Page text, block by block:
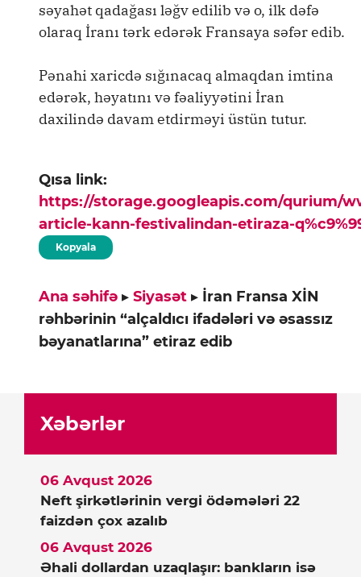
səyahət qadağası ləğv edilib və o, ilk dəfə
olaraq İranı tərk edərək Fransaya səfər edib.
Pənahi xaricdə sığınacaq almaqdan imtina
edərək, həyatını və fəaliyyətini İran
daxilində davam etdirməyi üstün tutur.
Qısa link:
https://storage.googleapis.com/qurium/
article-kann-festivalindan-etiraza-
Kopyala
Ana səhifə ▸ Siyasət ▸ İran Fransa XİN
rəhbərinin “alçaldıcı ifadələri və əsassız
bəyanatlarına” etiraz edib
Xəbərlər
Neft şirkətlərinin vergi ödəmələri 22
faizdən çox azalıb
06 Avqust 2026
Əhali dollardan uzaqlaşır: bankların isə
06 Avqust 2026